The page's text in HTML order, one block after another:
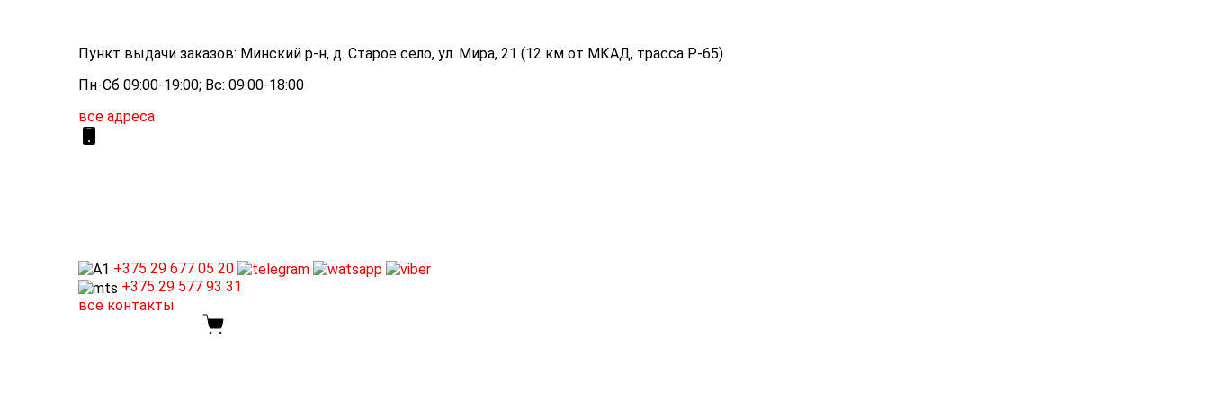
Пункт выдачи заказов: Минский р-н, д. Старое село, ул. Мира, 21 (12 км от МКАД, трасса P-65)
Пн-Сб 09:00-19:00; Вс: 09:00-18:00
все адреса
+375 29 677 05 20
+375 29 577 93 31
все контакты